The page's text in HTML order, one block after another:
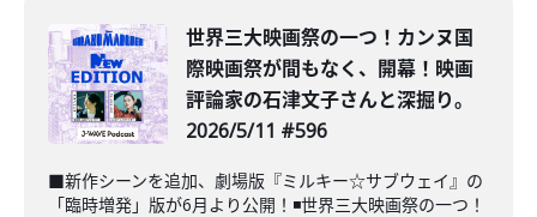
️世界三大映画祭の一つ！カンヌ国
際映画祭が間もなく、開幕！映画
評論家の石津文子さんと深掘り。
2026/5/11 #596
■新作シーンを追加、劇場版『ミルキー☆サブウェイ』の
「臨時増発」版が6月より公開！◾️世界三大映画祭の一つ！